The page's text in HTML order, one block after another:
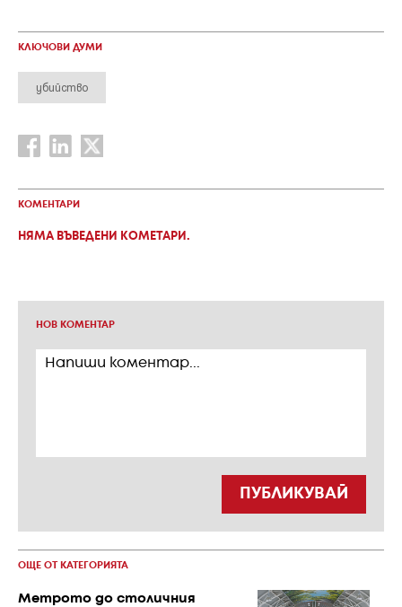
КЛЮЧОВИ ДУМИ
убийство
КОМЕНТАРИ
НЯМА ВЪВЕДЕНИ КОМЕТАРИ.
НОВ КОМЕНТАР
ПУБЛИКУВАЙ
ОЩЕ ОТ КАТЕГОРИЯТА
Метрото до столичния